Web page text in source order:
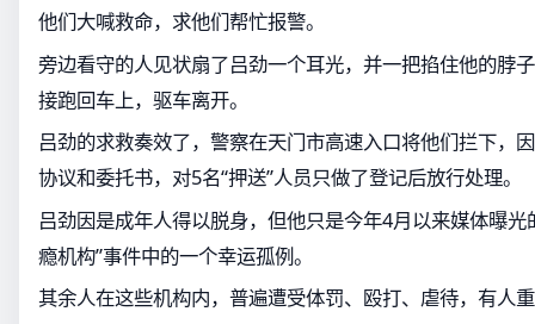
他们大喊救命，求他们帮忙报警。
旁边看守的人见状扇了吕劲一个耳光，并一把掐住他的脖
接跑回车上，驱车离开。
吕劲的求救奏效了，警察在天门市高速入口将他们拦下，
协议和委托书，对5名“押送”人员只做了登记后放行处理。
吕劲因是成年人得以脱身，但他只是今年4月以来媒体曝光
瘾机构”事件中的一个幸运孤例。
其余人在这些机构内，普遍遭受体罚、殴打、虐待，有人